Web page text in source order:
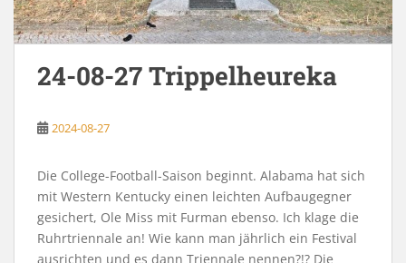
24-08-27 Trippelheureka
2024-08-27
Die College-Football-Saison beginnt. Alabama hat sich
mit Western Kentucky einen leichten Aufbaugegner
gesichert, Ole Miss mit Furman ebenso. Ich klage die
Ruhrtriennale an! Wie kann man jährlich ein Festival
ausrichten und es dann Triennale nennen?!? Die